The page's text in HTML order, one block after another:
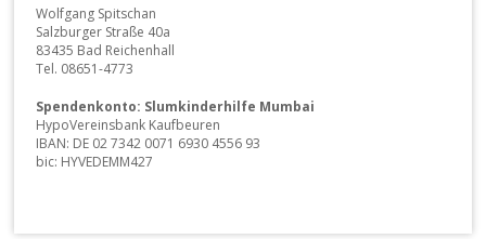
Wolfgang Spitschan
Salzburger Straße 40a
83435 Bad Reichenhall
Tel. 08651-4773
Spendenkonto: Slumkinderhilfe Mumbai
HypoVereinsbank Kaufbeuren
IBAN: DE 02 7342 0071 6930 4556 93
bic: HYVEDEMM427